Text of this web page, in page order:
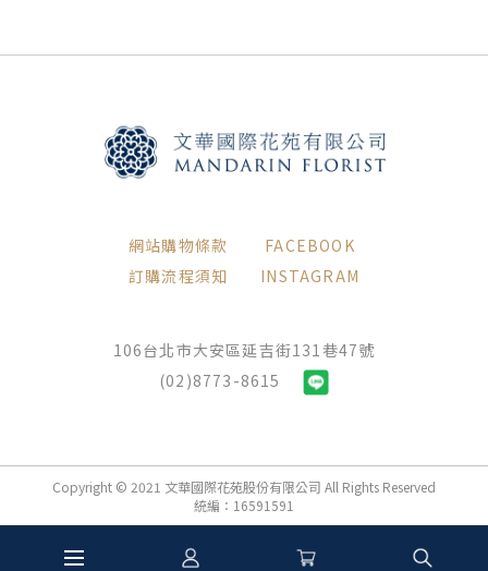
網站購物條款
訂購流程須知
FACEBOOK
INSTAGRAM
106台北市大安區延吉街131巷47號
(02)8773-8615
Copyright © 2021 文華國際花苑股份有限公司 All Rights Reserved
統編：16591591